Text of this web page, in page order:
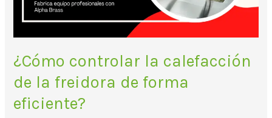
¿Cómo controlar la calefacción
de la freidora de forma
eficiente?
forma
eficiente?